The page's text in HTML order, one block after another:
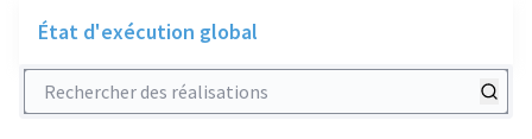
État d'exécution global
Rechercher des réalisations